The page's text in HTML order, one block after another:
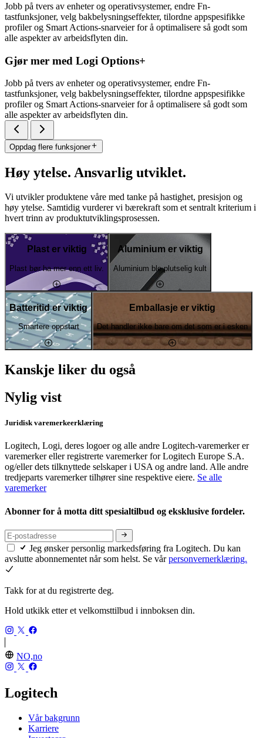
Jobb på tvers av enheter og operativsystemer, endre Fn-
tastfunksjoner, velg bakbelysningseffekter, tilordne appspesifikke
profiler og Smart Actions-snarveier for å optimalisere så godt som
alle aspekter av arbeidsflyten din.
Gjør mer med Logi Options+
Jobb på tvers av enheter og operativsystemer, endre Fn-
tastfunksjoner, velg bakbelysningseffekter, tilordne appspesifikke
profiler og Smart Actions-snarveier for å optimalisere så godt som
alle aspekter av arbeidsflyten din.
Oppdag flere funksjoner
Høy ytelse. Ansvarlig utviklet.
Vi utvikler produktene våre med tanke på hastighet, presisjon og
høy ytelse. Samtidig vurderer vi bærekraft som et sentralt kriterium i
hvert trinn av produktutviklingsprosessen.
Plast er viktig
Plast bør ha mer enn ett liv.
Aluminium er viktig
Aluminium ble plutselig kult
Batteritid er viktig
Smartere oppstart
Emballasje er viktig
Det handler ikke bare om det som er i esken
Kanskje liker du også
Nylig vist
Juridisk varemerkeerklæring
Logitech, Logi, deres logoer og alle andre Logitech-varemerker er
varemerker eller registrerte varemerker for Logitech Europe S.A.
og/eller dets tilknyttede selskaper i USA og andre land. Alle andre
tredjeparts varemerker tilhører sine respektive eiere. Se alle
varemerker
Abonner for å motta ditt spesialtilbud og eksklusive fordeler.
Jeg ønsker personlig markedsføring fra Logitech. Du kan
avslutte abonnementet når som helst. Se vårpersonvernerklæring.
Takk for at du registrerte deg.
Hold utkikk etter et velkomsttilbud i innboksen din.
NO,no
Logitech
Vår bakgrunn
Karriere